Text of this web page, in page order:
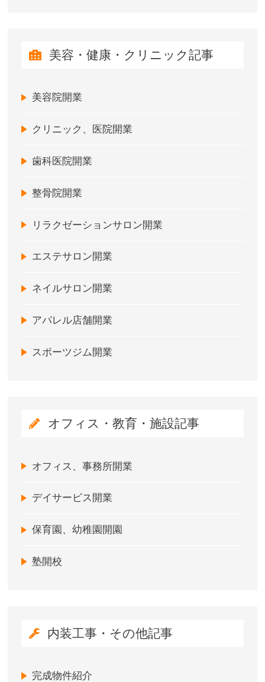
美容・健康・クリニック記事
美容院開業
クリニック、医院開業
歯科医院開業
整骨院開業
リラクゼーションサロン開業
エステサロン開業
ネイルサロン開業
アパレル店舗開業
スポーツジム開業
オフィス・教育・施設記事
オフィス、事務所開業
デイサービス開業
保育園、幼稚園開園
塾開校
内装工事・その他記事
完成物件紹介